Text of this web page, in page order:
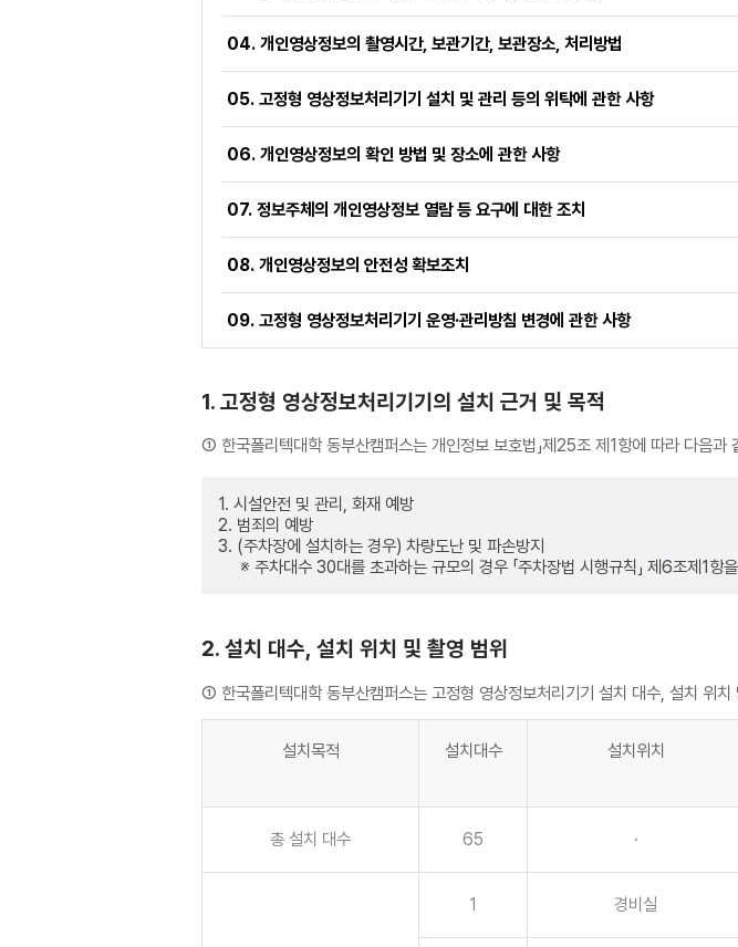
04. 개인영상정보의 촬영시간, 보관기간, 보관장소, 처리방법
05. 고정형 영상정보처리기기 설치 및 관리 등의 위탁에 관한 사항
06. 개인영상정보의 확인 방법 및 장소에 관한 사항
07. 정보주체의 개인영상정보 열람 등 요구에 대한 조치
08. 개인영상정보의 안전성 확보조치
09. 고정형 영상정보처리기기 운영·관리방침 변경에 관한 사항
1. 고정형 영상정보처리기기의 설치 근거 및 목적
① 한국폴리텍대학 동부산캠퍼스는 개인정보 보호법」제25조 제1항에 따라 다음과
1. 시설안전 및 관리, 화재 예방
2. 범죄의 예방
3. (주차장에 설치하는 경우) 차량도난 및 파손방지
※ 주차대수 30대를 초과하는 규모의 경우 「주차장법 시행규칙」 제6조제1항
2. 설치 대수, 설치 위치 및 촬영 범위
① 한국폴리텍대학 동부산캠퍼스는 고정형 영상정보처리기기 설치 대수, 설치 위치
설치목적 설치대수 설치위치
총 설치 대수 65 ·
1 경비실